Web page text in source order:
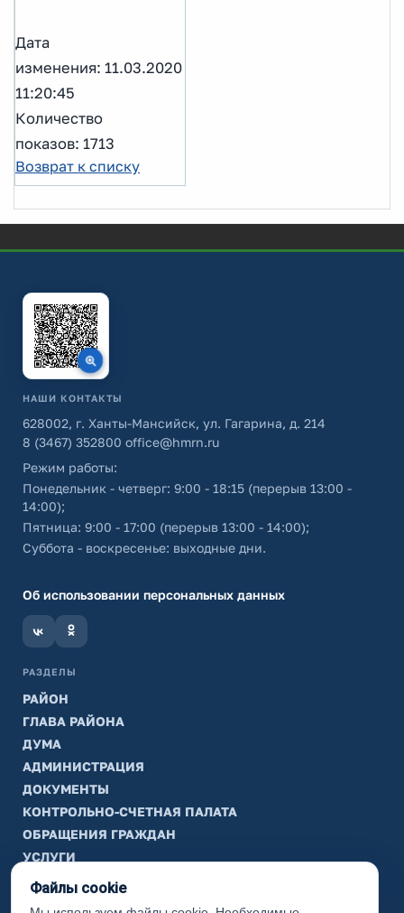
Дата
изменения: 11.03.2020
11:20:45
Количество
показов: 1713
Возврат к списку
НАШИ КОНТАКТЫ
628002, г. Ханты-Мансийск, ул. Гагарина, д. 214
8 (3467) 352800 office@hmrn.ru
Режим работы:
Понедельник - четверг: 9:00 - 18:15 (перерыв 13:00 -
14:00);
Пятница: 9:00 - 17:00 (перерыв 13:00 - 14:00);
Суббота - воскресенье: выходные дни.
Об использовании персональных данных
РАЗДЕЛЫ
РАЙОН
ГЛАВА РАЙОНА
ДУМА
АДМИНИСТРАЦИЯ
ДОКУМЕНТЫ
КОНТРОЛЬНО-СЧЕТНАЯ ПАЛАТА
ОБРАЩЕНИЯ ГРАЖДАН
УСЛУГИ
ТИК
Файлы cookie